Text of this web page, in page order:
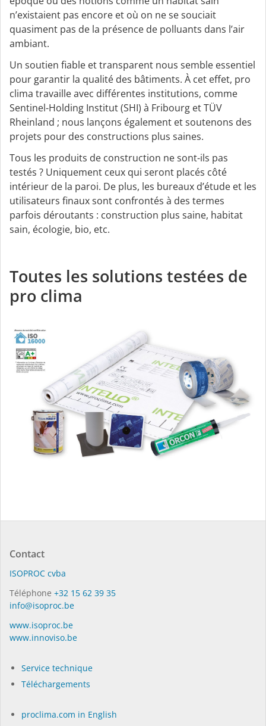
n’existaient pas encore et où on ne se souciait
quasiment pas de la présence de polluants dans l’air
ambiant.
Un soutien fiable et transparent nous semble essentiel
pour garantir la qualité des bâtiments. À cet effet, pro
clima travaille avec différentes institutions, comme
Sentinel-Holding Institut (SHI) à Fribourg et TÜV
Rheinland ; nous lançons également et soutenons des
projets pour des constructions plus saines.
Tous les produits de construction ne sont-ils pas
testés ? Uniquement ceux qui seront placés côté
intérieur de la paroi. De plus, les bureaux d’étude et les
utilisateurs finaux sont confrontés à des termes
parfois déroutants : construction plus saine, habitat
sain, écologie, bio, etc.
Toutes les solutions testées de
pro clima
Contact
ISO­PROC cvba
Téléphone +32 15 62 39 35
info@isoproc.be
www.isoproc.be
www.innoviso.be
Service technique
Téléchargements
proclima.com in English